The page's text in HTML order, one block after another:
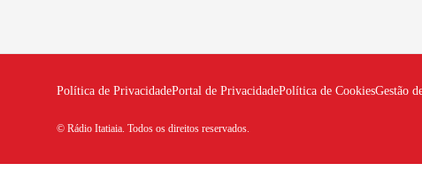
Política de PrivacidadePortal de PrivacidadePolítica de CookiesGestão
© Rádio Itatiaia. Todos os direitos reservados.